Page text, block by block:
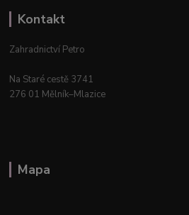
Kontakt
Zahradnictví Petro
Na Staré cestě 3741
276 01 Mělník–Mlazice
Mapa